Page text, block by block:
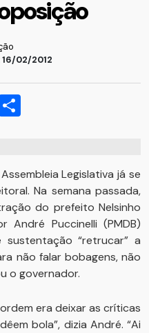
02/2012
Legislativa já se
Na semana passada,
do prefeito Nelsinho
André Puccinelli (PMDB)
“retrucar” a
não falar bobagens, não
o governador.
era deixar as críticas
bola”, dizia André. “Ai